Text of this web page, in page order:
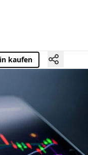
kaufen